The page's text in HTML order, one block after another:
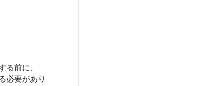
る前に、
必要があり